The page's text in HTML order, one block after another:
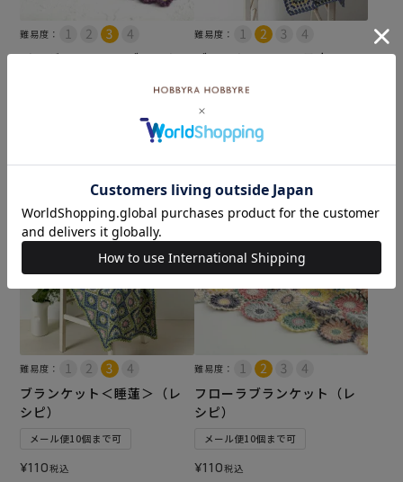
難易度：
ボーダーフラワーブランケッ
カートに入れる
難易度：
ブランケット＜星月夜＞
¥110税込
カートに入れる
難易度：
ブランケット＜睡蓮＞（レ
シピ）
メール便10個まで可
¥110税込
難易度：
フローラブランケット（レ
シピ）
メール便10個まで可
¥110税込